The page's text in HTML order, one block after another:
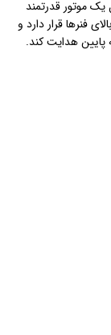
یک موتور قدرتمند
فنرها قرار دارد و